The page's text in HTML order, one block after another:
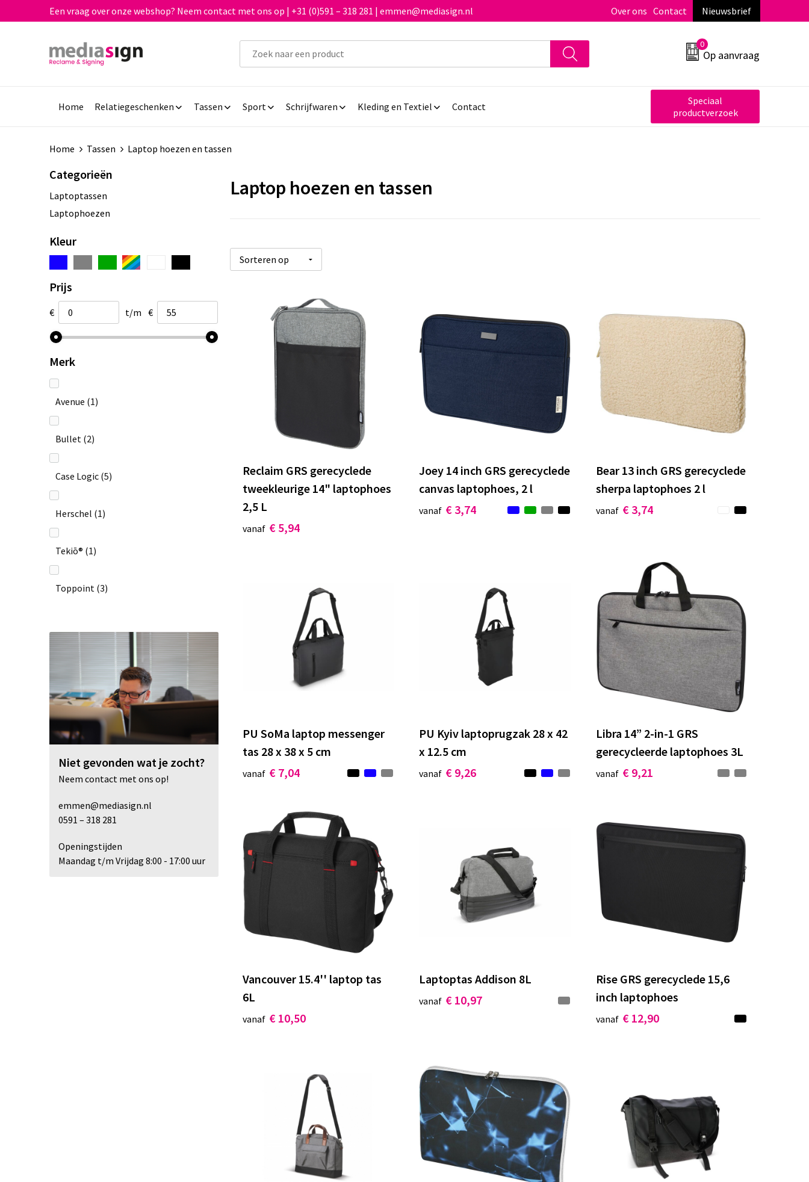
Een vraag over onze webshop? Neem contact met ons op | +31 (0)591 – 318 281 | emmen@mediasign.nl Over ons Contact Nieuwsbrief
0
Op aanvraag
Home Relatiegeschenken Tassen Sport Schrijfwaren Kleding en Textiel Contact
Speciaal
productverzoek
Home Tassen Laptop hoezen en tassen
Categorieën
Laptoptassen
Laptophoezen
Kleur
Prijs
€ t/m €
Merk
Avenue (1)
Bullet (2)
Case Logic (5)
Herschel (1)
Tekiō® (1)
Toppoint (3)
Niet gevonden wat je zocht?
Neem contact met ons op!
emmen@mediasign.nl
0591 – 318 281
Openingstijden
Maandag t/m Vrijdag 8:00 - 17:00 uur
Laptop hoezen en tassen
Reclaim GRS gerecyclede
tweekleurige 14" laptophoes
2,5 L
vanaf € 5,94
Joey 14 inch GRS gerecyclede
canvas laptophoes, 2 l
vanaf € 3,74
Bear 13 inch GRS gerecyclede
sherpa laptophoes 2 l
vanaf € 3,74
PU SoMa laptop messenger
tas 28 x 38 x 5 cm
vanaf € 7,04
PU Kyiv laptoprugzak 28 x 42
x 12.5 cm
vanaf € 9,26
Libra 14” 2-in-1 GRS
gerecycleerde laptophoes 3L
vanaf € 9,21
Vancouver 15.4'' laptop tas
6L
vanaf € 10,50
Laptoptas Addison 8L
vanaf € 10,97
Rise GRS gerecyclede 15,6
inch laptophoes
vanaf € 12,90